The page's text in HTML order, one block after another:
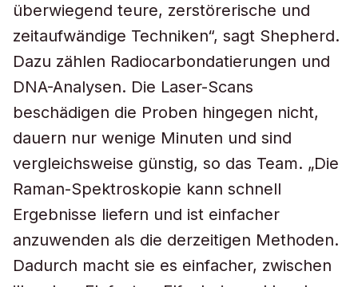
überwiegend teure, zerstörerische und
zeitaufwändige Techniken“, sagt Shepherd.
Dazu zählen Radiocarbondatierungen und
DNA-Analysen. Die Laser-Scans
beschädigen die Proben hingegen nicht,
dauern nur wenige Minuten und sind
vergleichsweise günstig, so das Team. „Die
Raman-Spektroskopie kann schnell
Ergebnisse liefern und ist einfacher
anzuwenden als die derzeitigen Methoden.
Dadurch macht sie es einfacher, zwischen